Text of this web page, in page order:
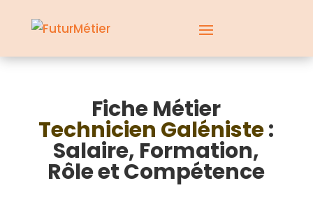
Fiche Métier
Technicien Galéniste:
Salaire, Formation,
Rôle et Compétence